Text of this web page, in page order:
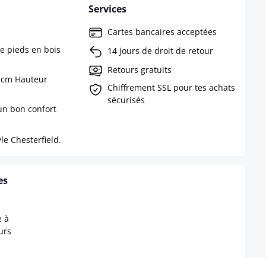
pieds en bois
Hauteur
bon confort
Chesterfield.
Services
Cartes bancaires acceptées
14 jours de droit de retour
Retours gratuits
Chiffrement SSL pour tes achats
sécurisés